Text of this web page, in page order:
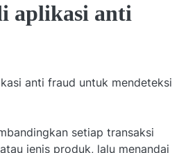
aplikasi anti
anti fraud untuk mendeteksi
setiap transaksi
jenis produk, lalu menandai